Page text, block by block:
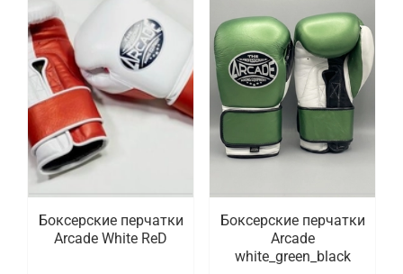
Боксерские перчатки
Arcade White ReD
Боксерские перчатки
Arcade
white_green_black